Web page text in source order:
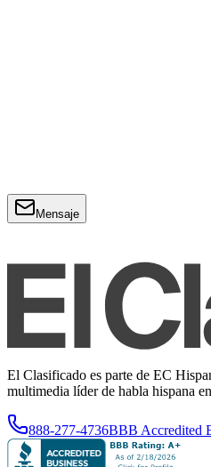
Mensaje
El Clasificado es parte de EC
multimedia líder de habla hispana
888-277-4736BBB Accredited